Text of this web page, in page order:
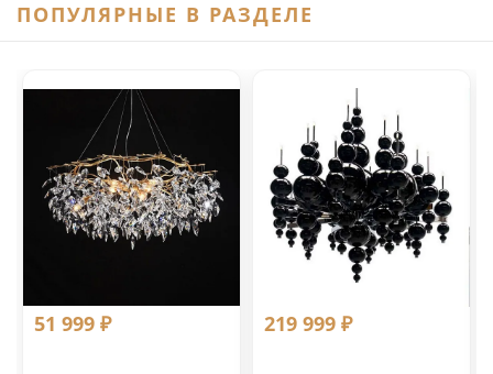
ПОПУЛЯРНЫЕ В РАЗДЕЛЕ
51 999 ₽ 219 999 ₽